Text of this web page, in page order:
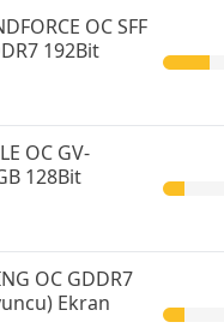
OC SFF
192Bit
OC GV-
128Bit
OC GDDR7
Ekran